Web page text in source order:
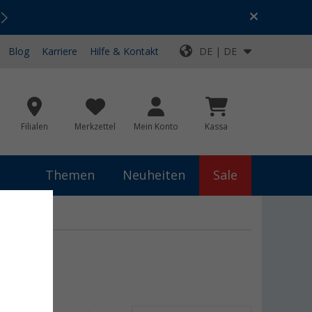
Top-Deals für dein Abenteuer!
Blog Karriere Hilfe & Kontakt DE | DE
Filialen Merkzettel Mein Konto Kassa
Themen Neuheiten Sale